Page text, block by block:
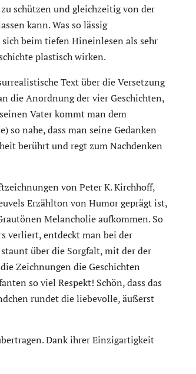
schützen und gleichzeitig von der
kann. Was so lässig
beim tiefen Hineinlesen als sehr
plastisch wirken.
Text über die Versetzung
die Anordnung der vier Geschichten,
Vater kommt man dem
so nahe, dass man seine Gedanken
berührt und regt zum Nachdenken
von Peter K. Kirchhoff,
Erzählton von Humor geprägt ist,
Melancholie aufkommen. So
verliert, entdeckt man bei der
über die Sorgfalt, mit der der
Zeichnungen die Geschichten
so viel Respekt! Schön, dass das
rundet die liebevolle, äußerst
Dank ihrer Einzigartigkeit